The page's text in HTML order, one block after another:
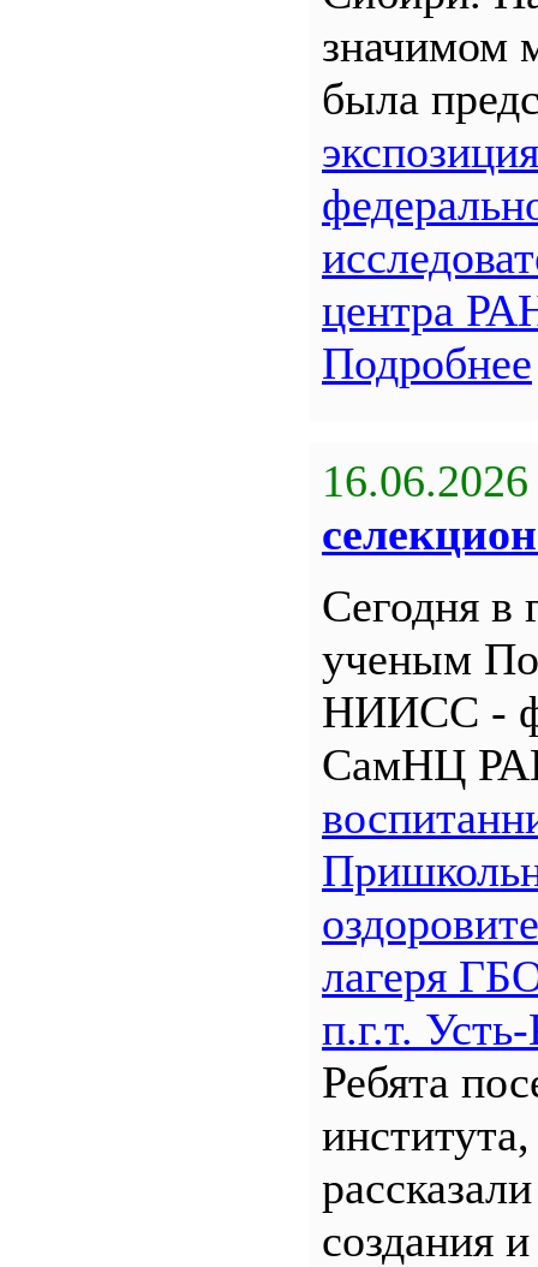
значимом
была
центра
Подробнее
16.06.2026
Сегодня в
ученым
НИИСС -
СамНЦ
лагеря
п.г.т.
Ребята
создания